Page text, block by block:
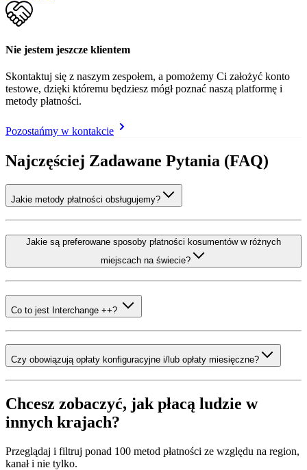
Nie jestem jeszcze klientem
Skontaktuj się z naszym zespołem, a pomożemy Ci założyć konto
testowe, dzięki któremu będziesz mógł poznać naszą platformę i
metody płatności.
Pozostańmy w kontakcie
Najczęściej Zadawane Pytania (FAQ)
Jakie metody płatności obsługujemy?
Jakie są preferowane sposoby płatności kosumentów w różnych
miejscach na świecie?
Co to jest Interchange ++?
Czy obowiązują opłaty konfiguracyjne i/lub opłaty miesięczne?
Chcesz zobaczyć, jak płacą ludzie w
innych krajach?
Przeglądaj i filtruj ponad 100 metod płatności ze względu na region,
kanał i nie tylko.